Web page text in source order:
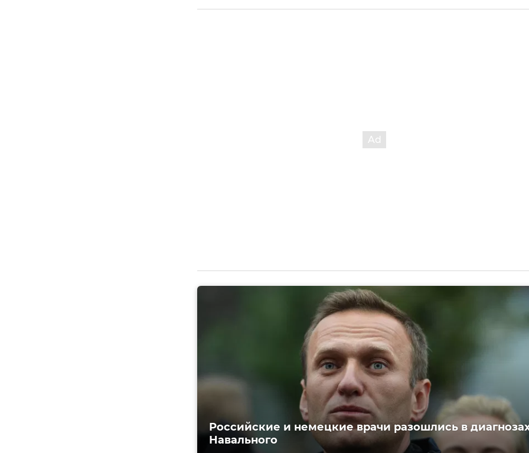
Российские и немецкие врачи разошлись в
Навального